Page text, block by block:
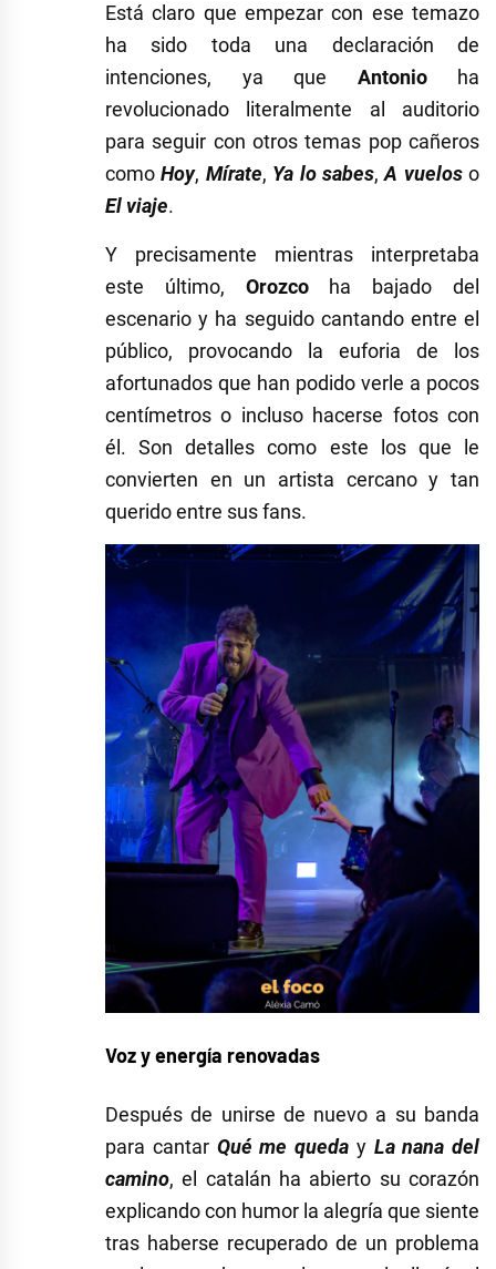
Está claro que empezar con ese temazo
ha sido toda una declaración de
intenciones, ya que Antonioha
revolucionado literalmente al auditorio
para seguir con otros temas pop cañeros
comoHoy, Mírate, Ya lo sabes,A vueloso
El viaje.
Y precisamente mientras interpretaba
este último, Orozcoha bajado del
escenario y ha seguido cantando entre el
público, provocando la euforia de los
afortunados que han podido verle a pocos
centímetros o incluso hacerse fotos con
él. Son detalles como este los que le
convierten en un artista cercano y tan
querido entre sus fans.
Voz y energía renovadas
Después de unirse de nuevo a su banda
para cantar Qué me queda y La nana del
camino, el catalán ha abierto su corazón
explicando con humor la alegría que siente
tras haberse recuperado de un problema